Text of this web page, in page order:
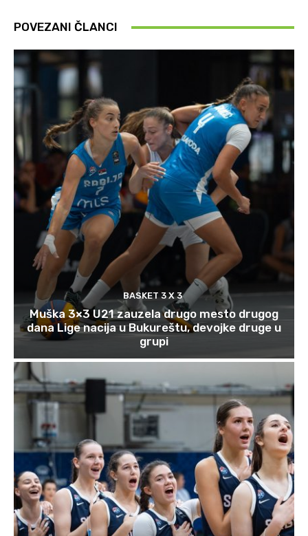
POVEZANI ČLANCI
BASKET 3 X 3
Muška 3×3 U21 zauzela drugo mesto drugog
dana Lige nacija u Bukureštu, devojke druge u
grupi